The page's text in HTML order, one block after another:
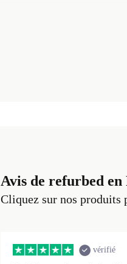
Avis de refurbed en
Cliquez sur nos produits
vérifié